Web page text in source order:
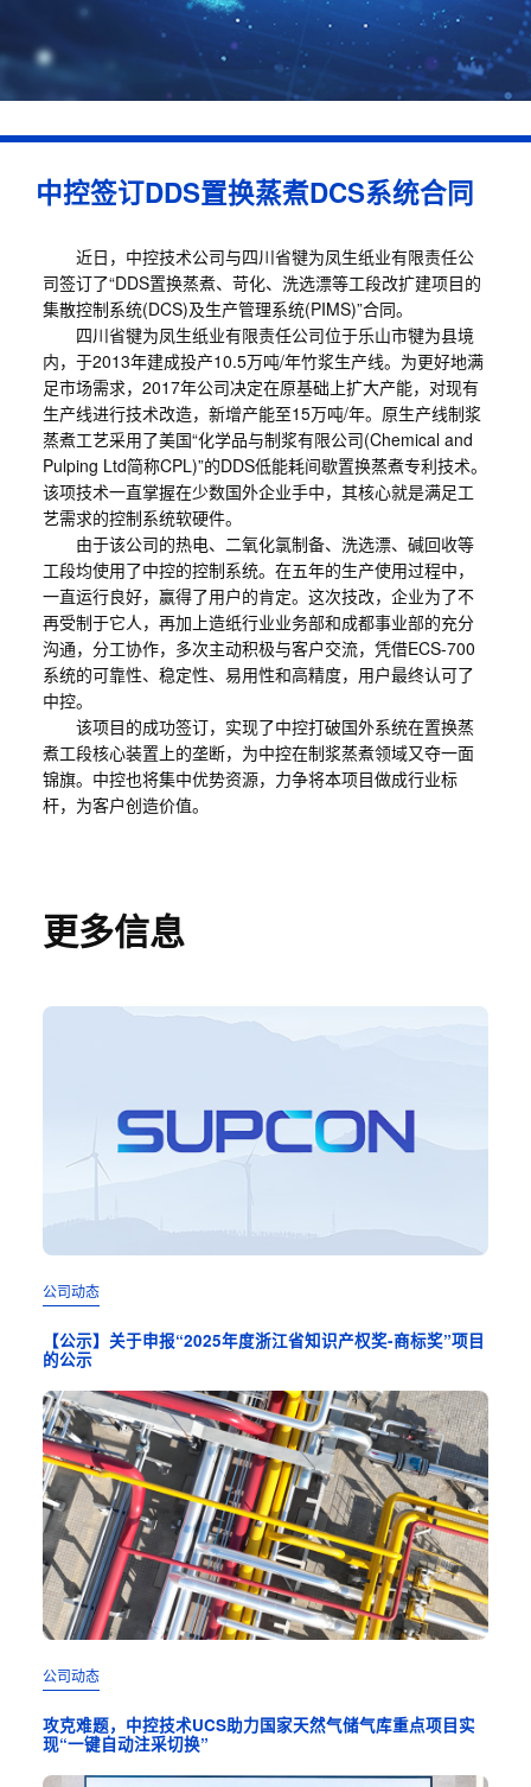
中控签订DDS置换蒸煮DCS系统合同
近日，中控技术公司与四川省犍为凤生纸业有限责任公
司签订了“DDS置换蒸煮、苛化、洗选漂等工段改扩建项目的
集散控制系统(DCS)及生产管理系统(PIMS)”合同。
四川省犍为凤生纸业有限责任公司位于乐山市犍为县境
内，于2013年建成投产10.5万吨/年竹浆生产线。为更好地满
足市场需求，2017年公司决定在原基础上扩大产能，对现有
生产线进行技术改造，新增产能至15万吨/年。原生产线制浆
蒸煮工艺采用了美国“化学品与制浆有限公司(Chemical and
Pulping Ltd简称CPL)”的DDS低能耗间歇置换蒸煮专利技术。
该项技术一直掌握在少数国外企业手中，其核心就是满足工
艺需求的控制系统软硬件。
由于该公司的热电、二氧化氯制备、洗选漂、碱回收等
工段均使用了中控的控制系统。在五年的生产使用过程中，
一直运行良好，赢得了用户的肯定。这次技改，企业为了不
再受制于它人，再加上造纸行业业务部和成都事业部的充分
沟通，分工协作，多次主动积极与客户交流，凭借ECS-700
系统的可靠性、稳定性、易用性和高精度，用户最终认可了
中控。
该项目的成功签订，实现了中控打破国外系统在置换蒸
煮工段核心装置上的垄断，为中控在制浆蒸煮领域又夺一面
锦旗。中控也将集中优势资源，力争将本项目做成行业标
杆，为客户创造价值。
更多信息
公司动态
【公示】关于申报“2025年度浙江省知识产权奖-商标奖”项目
的公示
公司动态
攻克难题，中控技术UCS助力国家天然气储气库重点项目实
现“一键自动注采切换”